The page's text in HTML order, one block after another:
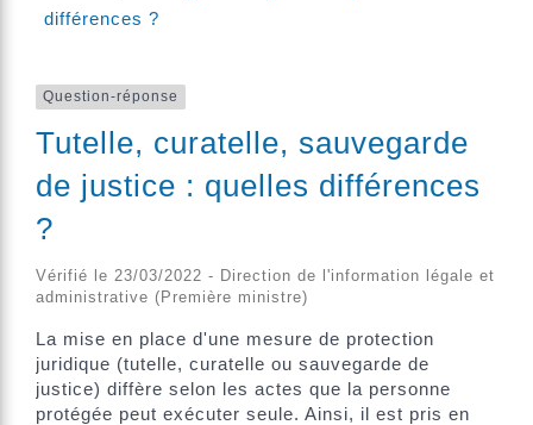
différences ?
Question-réponse
Tutelle, curatelle, sauvegarde
de justice : quelles différences
?
Vérifié le 23/03/2022 - Direction de l'information légale et
administrative (Première ministre)
La mise en place d'une mesure de protection
juridique (tutelle, curatelle ou sauvegarde de
justice) diffère selon les actes que la personne
protégée peut exécuter seule. Ainsi, il est pris en